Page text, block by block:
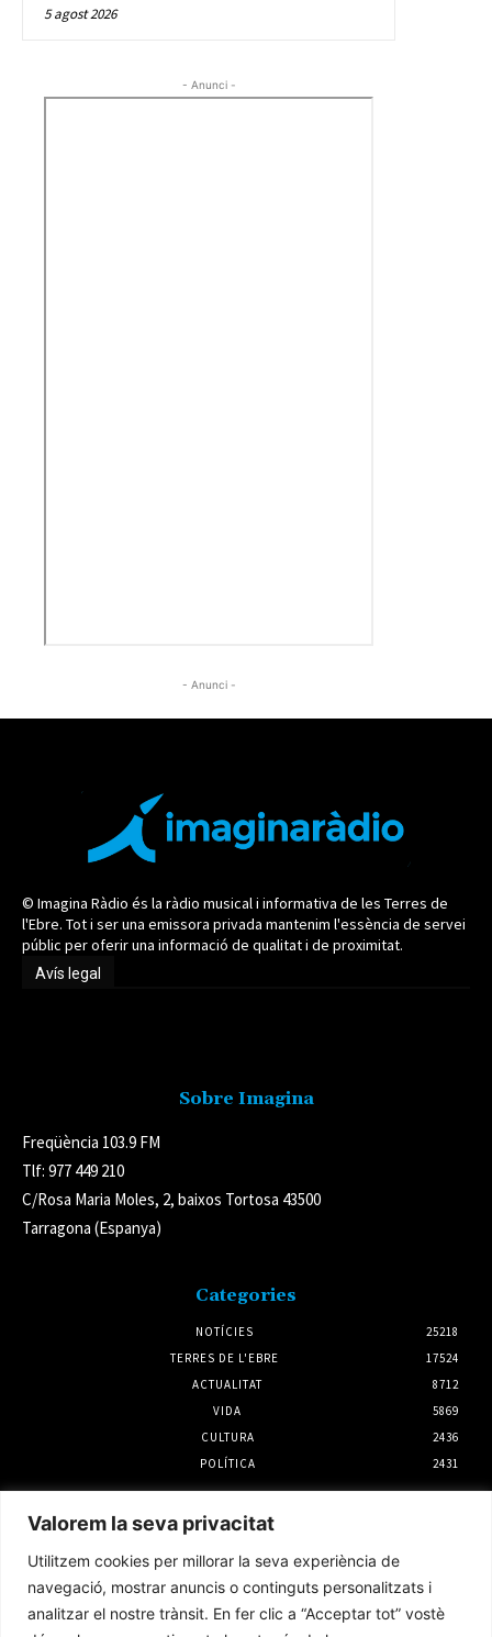
Valorem la seva privacitat
Utilitzem cookies per millorar la seva experiència de
navegació, mostrar anuncis o continguts personalitzats i
analitzar el nostre trànsit. En fer clic a “Acceptar tot” vostè
5 agost 2026
- Anunci -
- Anunci -
© Imagina Ràdio és la ràdio musical i informativa de les Terres de
l'Ebre. Tot i ser una emissora privada mantenim l'essència de servei
públic per oferir una informació de qualitat i de proximitat.
Avís legal
Sobre Imagina
Freqüència 103.9 FM
Tlf: 977 449 210
C/Rosa Maria Moles, 2, baixos Tortosa 43500
Tarragona (Espanya)
Categories
NOTÍCIES
25218
TERRES DE L'EBRE
17524
ACTUALITAT
8712
VIDA
5869
CULTURA
2436
POLÍTICA
2431
Notícies
Ràpid a Domicili, reconegut com el projecte
amb més potencial del Programa d’Incubació
d’Start-ups de la Ribera d’Ebre
3 agost 2026